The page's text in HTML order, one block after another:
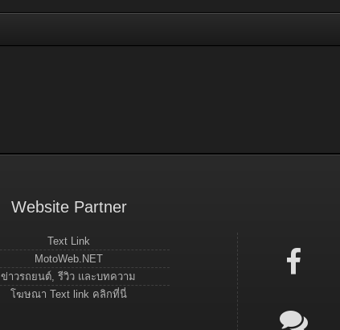
Website Partner
Text Link
MotoWeb.NET
ข่าวรถยนต์, รีวิว และบทความ
โฆษณา Text link คลิกที่นี่